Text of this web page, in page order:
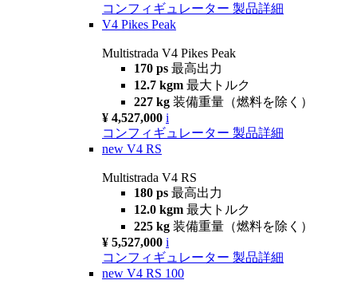
コンフィギュレーター 製品詳細
V4 Pikes Peak
Multistrada V4 Pikes Peak
170 ps 最高出力
12.7 kgm 最大トルク
227 kg 装備重量（燃料を除く）
¥ 4,527,000 i
コンフィギュレーター 製品詳細
new V4 RS
Multistrada V4 RS
180 ps 最高出力
12.0 kgm 最大トルク
225 kg 装備重量（燃料を除く）
¥ 5,527,000 i
コンフィギュレーター 製品詳細
new V4 RS 100